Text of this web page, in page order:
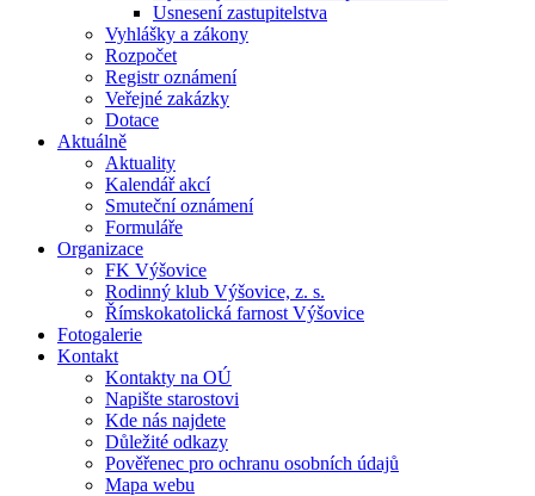
Usnesení zastupitelstva
Vyhlášky a zákony
Rozpočet
Registr oznámení
Veřejné zakázky
Dotace
Aktuálně
Aktuality
Kalendář akcí
Smuteční oznámení
Formuláře
Organizace
FK Výšovice
Rodinný klub Výšovice, z. s.
Římskokatolická farnost Výšovice
Fotogalerie
Kontakt
Kontakty na OÚ
Napište starostovi
Kde nás najdete
Důležité odkazy
Pověřenec pro ochranu osobních údajů
Mapa webu